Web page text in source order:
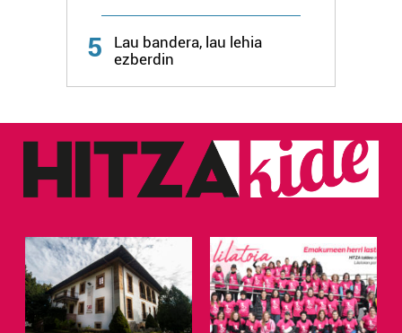
5
Lau bandera, lau lehia
ezberdin